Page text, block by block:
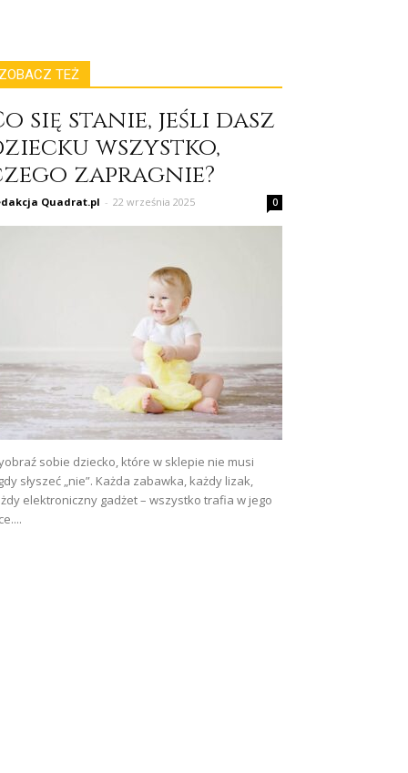
TEŻ
się stanie, jeśli dasz
wszystko,
zapragnie?
Quadrat.pl - 22 września 2025 0
sobie dziecko, które w sklepie nie musi
słyszeć „nie”. Każda zabawka, każdy lizak,
elektroniczny gadżet – wszystko trafia w jego